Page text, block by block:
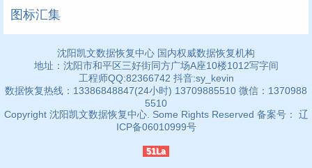
图标汇集
沈阳凯文数据恢复中心 国内权威数据恢复机构
地址：沈阳市和平区三好街同方广场A座10楼1012写字间
工程师QQ:82366742 抖音:sy_kevin
数据恢复热线：13386848847(24小时) 13709885510 微信：1370988
5510
Copyright 沈阳凯文数据恢复中心. Some Rights Reserved 备案号： 辽
ICP备06010999号
51La